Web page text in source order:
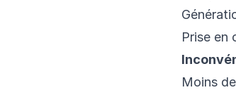
Prise en
Moins